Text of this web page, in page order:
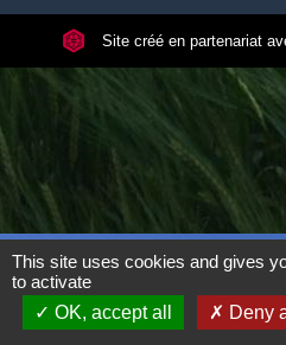
Site créé en partenariat
This site uses cookies and gives
to activate
OK, accept all
Deny